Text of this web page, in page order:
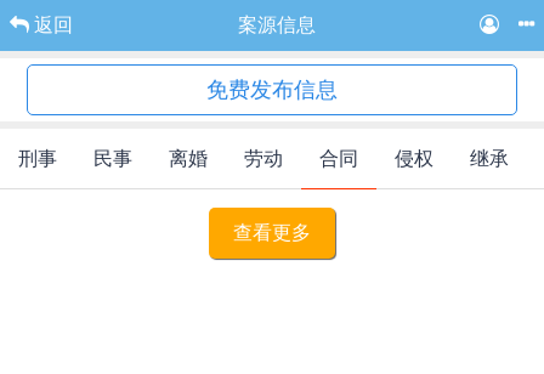
返回 案源信息
免费发布信息
刑事 民事 离婚 劳动 合同 侵权 继承
查看更多